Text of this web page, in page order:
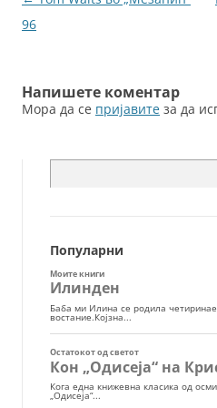
за
96
Напишете коментар
Мора да се пријавите за да
за:
Популарни